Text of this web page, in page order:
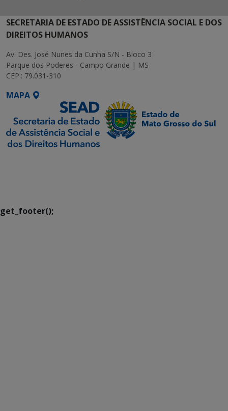
SECRETARIA DE ESTADO DE ASSISTÊNCIA SOCIAL E DOS
DIREITOS HUMANOS
Av. Des. José Nunes da Cunha S/N - Bloco 3
Parque dos Poderes - Campo Grande | MS
CEP.: 79.031-310
MAPA
get_footer();